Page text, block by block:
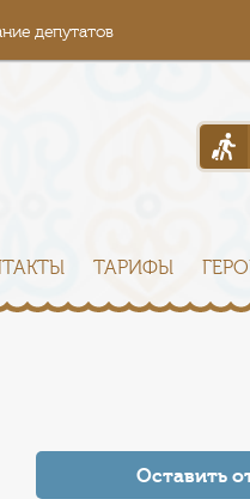
депутатов
ТАРИФЫ
Оставить